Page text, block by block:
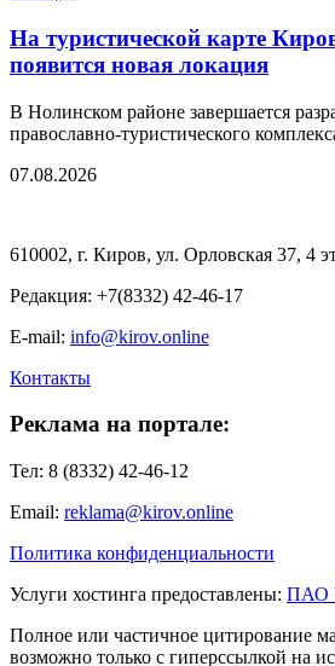
На туристической карте
появится новая локация
В Нолинском районе завершается
православно-туристического
07.08.2026
610002, г. Киров, ул. Орловская 37, 4
Редакция: +7(8332) 42-46-17
E-mail: info@kirov.online
Контакты
Реклама на портале:
Тел: 8 (8332) 42-46-12
Email: reklama@kirov.online
Политика конфиденциальности
Услуги хостинга предоставлены: ПАО
Полное или частичное цитирование
возможно только с гиперссылкой на